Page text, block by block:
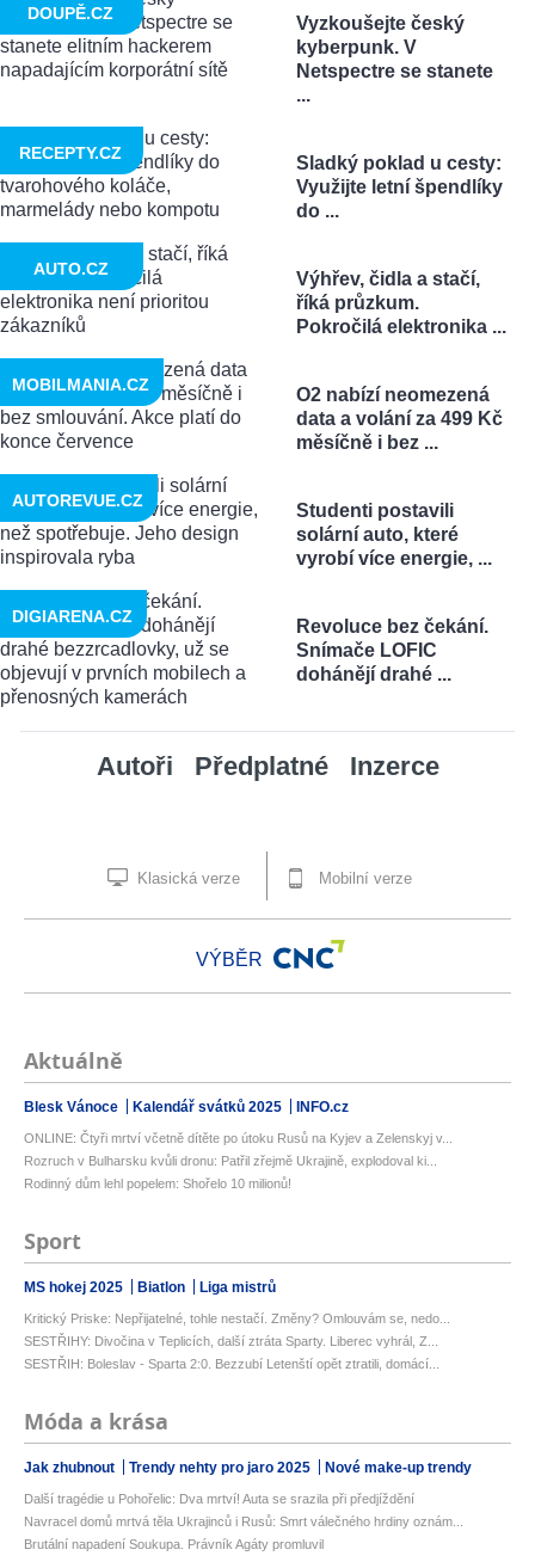
Vyzkoušejte český
kyberpunk. V
Netspectre se stanete
...
DOUPĚ.CZ
Sladký poklad u cesty:
Využijte letní špendlíky
do ...
RECEPTY.CZ
Výhřev, čidla a stačí,
říká průzkum.
Pokročilá elektronika ...
AUTO.CZ
O2 nabízí neomezená
data a volání za 499 Kč
měsíčně i bez ...
MOBILMANIA.CZ
Studenti postavili
solární auto, které
vyrobí více energie, ...
AUTOREVUE.CZ
Revoluce bez čekání.
Snímače LOFIC
dohánějí drahé ...
DIGIARENA.CZ
Autoři Předplatné Inzerce
Klasická verze Mobilní verze
VÝBĚR
Aktuálně
Blesk Vánoce Kalendář svátků 2025 INFO.cz
ONLINE: Čtyři mrtví včetně dítěte po útoku Rusů na Kyjev a Zelenskyj v...
Rozruch v Bulharsku kvůli dronu: Patřil zřejmě Ukrajině, explodoval ki...
Rodinný dům lehl popelem: Shořelo 10 milionů!
Sport
MS hokej 2025 Biatlon Liga mistrů
Kritický Priske: Nepřijatelné, tohle nestačí. Změny? Omlouvám se, nedo...
SESTŘIHY: Divočina v Teplicích, další ztráta Sparty. Liberec vyhrál, Z...
SESTŘIH: Boleslav - Sparta 2:0. Bezzubí Letenští opět ztratili, domácí...
Móda a krása
Jak zhubnout Trendy nehty pro jaro 2025 Nové make-up trendy
Další tragédie u Pohořelic: Dva mrtví! Auta se srazila při předjíždění
Navracel domů mrtvá těla Ukrajinců i Rusů: Smrt válečného hrdiny oznám...
Brutální napadení Soukupa. Právník Agáty promluvil